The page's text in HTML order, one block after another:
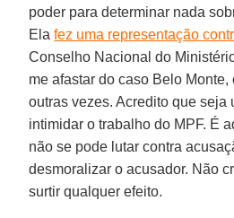
poder para determinar nada
Elafez uma representação
Conselho Nacional do
me afastar do caso Belo
outras vezes. Acredito que seja
intimidar o trabalho do MPF. É
não se pode lutar contra
desmoralizar o acusador. Não
surtir qualquer efeito.